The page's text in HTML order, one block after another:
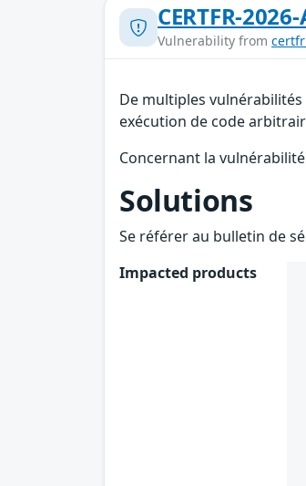
CERTFR-
Vulnerability from
De multiples
exécution de code
Concernant la
Solutions
Se référer au bulletin de
Impacted products